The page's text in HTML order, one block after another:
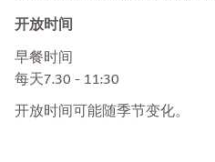
开放时间
早餐时间
每天7.30 - 11:30
开放时间可能随季节变化。